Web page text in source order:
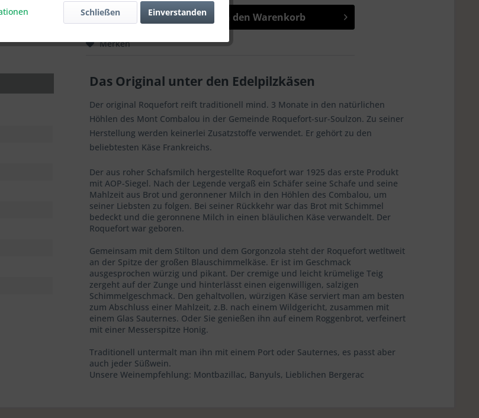
In den Warenkorb
Merken
Das Original unter den Edelpilzkäsen
Der original Roquefort reift traditionell mind. 3 Monate in den natürlichen
Höhlen des Mont Combalou in der Gemeinde Roquefort-sur-Soulzon. Zu seiner
Herstellung werden keinerlei Zusatzstoffe verwendet. Er gehört zu den
beliebtesten Käse Frankreichs.
Der aus roher Schafsmilch hergestellte Roquefort war 1925 das erste Produkt
mit AOP-Siegel. Nach der Legende vergaß ein Schäfer seine Schafe und seine
Mahlzeit aus Brot und geronnener Milch in den Höhlen des Combalou, um
seiner Liebsten zu folgen. Bei seiner Rückkehr war das Brot mit Schimmel
bedeckt und die geronnene Milch in einen bläulichen Käse verwandelt. Der
Roquefort war geboren.
Gemeinsam mit dem Stilton und dem Gorgonzola steht der Roquefort wetltweit
an der Spitze der großen Blauschimmelkäse. Er ist im Geschmack
ausgesprochen würzig und pikant. Der cremige und leicht krümelige Teig
zergeht auf der Zunge und hinterlässt einen eigenwilligen, salzigen
Schimmelgeschmack. Den gehaltvollen, würzigen Käse serviert man am besten
zum Abschluss einer Mahlzeit, z.B. nach einem Wildgericht, zusammen mit
einem Glas Sauternes. Oder Sie genießen ihn auf einem Roggenbrot, verfeinert
mit einer Messerspitze Honig.
Traditionell untermalt man ihn mit einem Port oder Sauternes, es passt aber
auch jeder Süßwein.
Unsere Weinempfehlung: Montbazillac, Banyuls, Lieblichen Bergerac
Einverstanden
Schließen